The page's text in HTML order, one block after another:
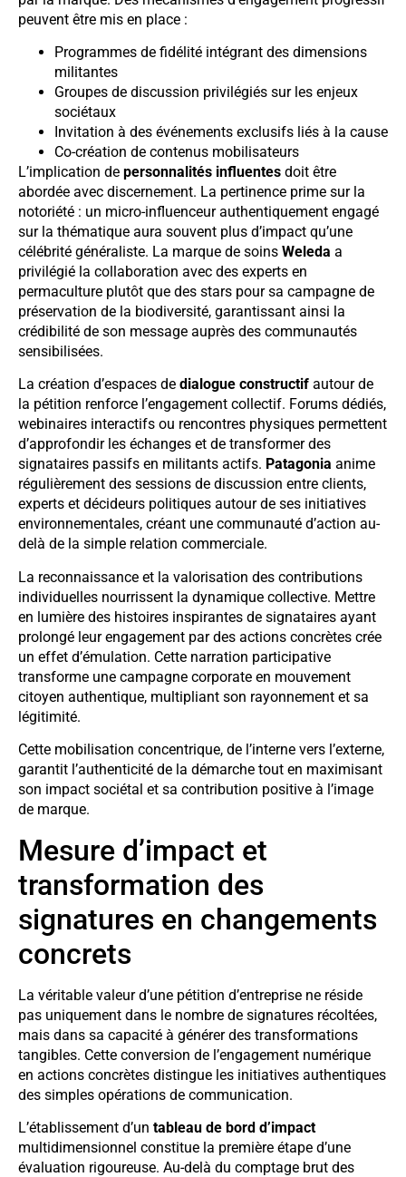
peuvent être mis en place :
Programmes de fidélité intégrant des dimensions
militantes
Groupes de discussion privilégiés sur les enjeux
sociétaux
Invitation à des événements exclusifs liés à la cause
Co-création de contenus mobilisateurs
L’implication de personnalités influentes doit être
abordée avec discernement. La pertinence prime sur la
notoriété : un micro-influenceur authentiquement engagé
sur la thématique aura souvent plus d’impact qu’une
célébrité généraliste. La marque de soins Weleda a
privilégié la collaboration avec des experts en
permaculture plutôt que des stars pour sa campagne de
préservation de la biodiversité, garantissant ainsi la
crédibilité de son message auprès des communautés
sensibilisées.
La création d’espaces de dialogue constructif autour de
la pétition renforce l’engagement collectif. Forums dédiés,
webinaires interactifs ou rencontres physiques permettent
d’approfondir les échanges et de transformer des
signataires passifs en militants actifs. Patagonia anime
régulièrement des sessions de discussion entre clients,
experts et décideurs politiques autour de ses initiatives
environnementales, créant une communauté d’action au-
delà de la simple relation commerciale.
La reconnaissance et la valorisation des contributions
individuelles nourrissent la dynamique collective. Mettre
en lumière des histoires inspirantes de signataires ayant
prolongé leur engagement par des actions concrètes crée
un effet d’émulation. Cette narration participative
transforme une campagne corporate en mouvement
citoyen authentique, multipliant son rayonnement et sa
légitimité.
Cette mobilisation concentrique, de l’interne vers l’externe,
garantit l’authenticité de la démarche tout en maximisant
son impact sociétal et sa contribution positive à l’image
de marque.
Mesure d’impact et
transformation des
signatures en changements
concrets
La véritable valeur d’une pétition d’entreprise ne réside
pas uniquement dans le nombre de signatures récoltées,
mais dans sa capacité à générer des transformations
tangibles. Cette conversion de l’engagement numérique
en actions concrètes distingue les initiatives authentiques
des simples opérations de communication.
L’établissement d’un tableau de bord d’impact
multidimensionnel constitue la première étape d’une
évaluation rigoureuse. Au-delà du comptage brut des